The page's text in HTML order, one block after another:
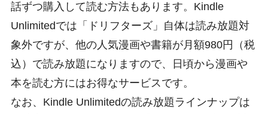
話ずつ購入して読む方法もあります。Kindle
Unlimitedでは「ドリフターズ」自体は読み放題対
象外ですが、他の人気漫画や書籍が月額980円（税
込）で読み放題になりますので、日頃から漫画や
本を読む方にはお得なサービスです。
なお、Kindle Unlimitedの読み放題ラインナップは